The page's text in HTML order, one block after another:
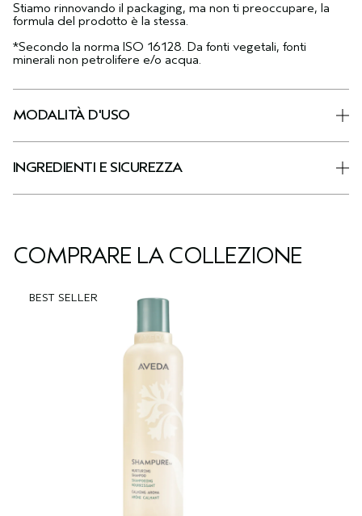
Stiamo rinnovando il packaging, ma non ti preoccupare, la
formula del prodotto è la stessa.
*Secondo la norma ISO 16128. Da fonti vegetali, fonti
minerali non petrolifere e/o acqua.
MODALITÀ D'USO
INGREDIENTI E SICUREZZA
COMPRARE LA COLLEZIONE
BEST SELLER